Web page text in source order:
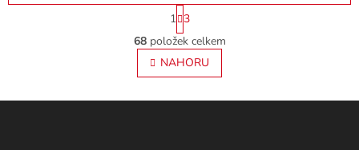
O
v
l
á
S
t
r
á
n
k
v
1 3
68položek celkem
NAHORU
Z